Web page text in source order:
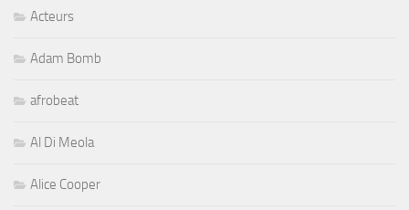
Acteurs
Adam Bomb
afrobeat
Al Di Meola
Alice Cooper